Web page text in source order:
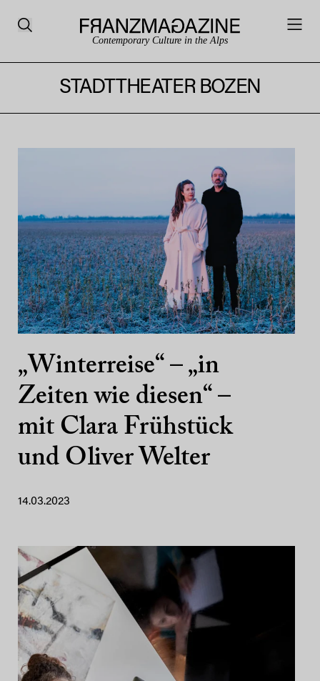
Contemporary Culture in the Alps
STADTTHEATER BOZEN
„Winterreise“ – „in
Zeiten wie diesen“ –
mit Clara Frühstück
und Oliver Welter
14.03.2023